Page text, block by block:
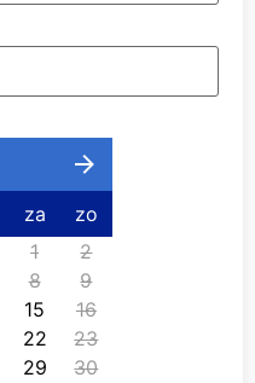
za
zo
1
2
8
9
15
16
22
23
29
30